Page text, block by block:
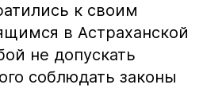
к своим
в Астраханской
не допускать
соблюдать законы